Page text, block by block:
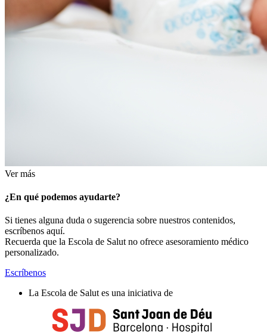
Ver más
¿En qué podemos ayudarte?
Si tienes alguna duda o sugerencia sobre nuestros contenidos,
escríbenos aquí.
Recuerda que la Escola de Salut no ofrece asesoramiento médico
personalizado.
Escríbenos
La Escola de Salut es una iniciativa de